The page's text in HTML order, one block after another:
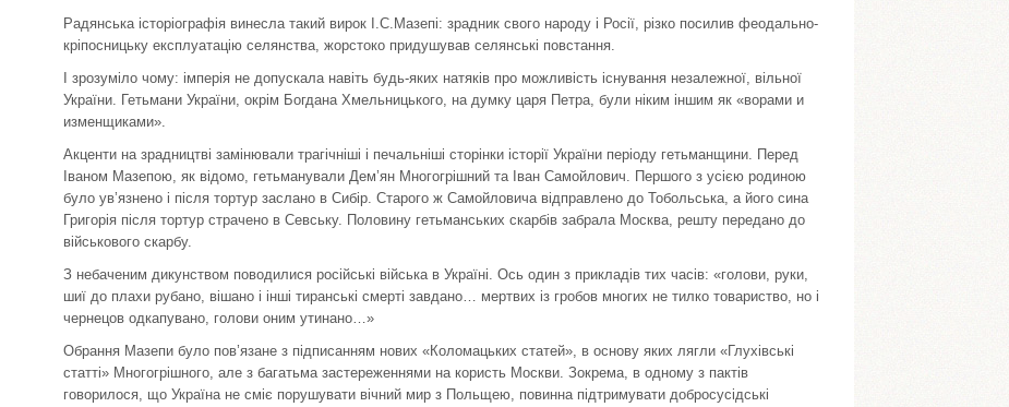
Радянська історіографія винесла такий вирок І.С.Мазепі: зрадник свого народу і Росії, різко посилив феодально-
кріпосницьку експлуатацію селянства, жорстоко придушував селянські повстання.
І зрозуміло чому: імперія не допускала навіть будь-яких натяків про можливість існування незалежної, вільної
України. Гетьмани України, окрім Богдана Хмельницького, на думку царя Петра, були ніким іншим як «ворами и
изменщиками».
Акценти на зрадництві замінювали трагічніші і печальніші сторінки історії України періоду гетьманщини. Перед
Іваном Мазепою, як відомо, гетьманували Дем’ян Многогрішний та Іван Самойлович. Першого з усією родиною
було ув’язнено і після тортур заслано в Сибір. Старого ж Самойловича відправлено до Тобольська, а його сина
Григорія після тортур страчено в Севську. Половину гетьманських скарбів забрала Москва, решту передано до
військового скарбу.
З небаченим дикунством поводилися російські війська в Україні. Ось один з прикладів тих часів: «голови, руки,
шиї до плахи рубано, вішано і інші тиранські смерті завдано… мертвих із гробов многих не тилко товариство, но і
чернецов одкапувано, голови оним утинано…»
Обрання Мазепи було пов’язане з підписанням нових «Коломацьких статей», в основу яких лягли «Глухівські
статті» Многогрішного, але з багатьма застереженнями на користь Москви. Зокрема, в одному з пактів
говорилося, що Україна не сміє порушувати вічний мир з Польщею, повинна підтримувати добросусідські